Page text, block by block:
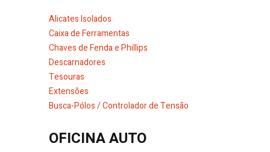
Alicates Isolados
Caixa de Ferramentas
Chaves de Fenda e Phillips
Descarnadores
Tesouras
Extensões
Busca-Pólos / Controlador de Tensão
OFICINA AUTO